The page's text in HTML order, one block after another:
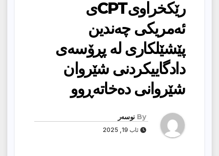
رێكخراوی‌CPTی
ئه‌مریكی‌ چه‌ندین
پێشێلكاری له‌ پڕۆسه‌ی
دادگاییكردنی‌ شێروان
شێروانی‌ ده‌خاته‌ڕوو
By نوسەر
ئاب 19, 2025